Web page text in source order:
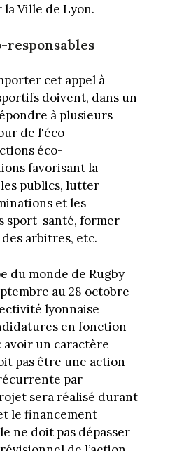
la Ville de Lyon.
responsables
cet appel à
doivent, dans un
à plusieurs
de l'éco-
éco-
favorisant la
publics, lutter
et les
sport-santé, former
arbitres, etc.
du monde de Rugby
au 28 octobre
lyonnaise
en fonction
un caractère
pas être une action
par
sera réalisé durant
le financement
ne doit pas dépasser